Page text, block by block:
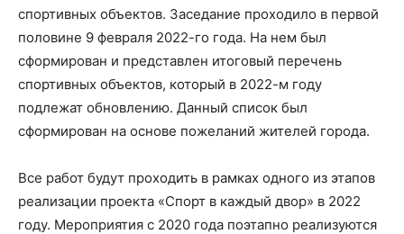
спортивных объектов. Заседание проходило в первой
половине 9 февраля 2022-го года. На нем был
сформирован и представлен итоговый перечень
спортивных объектов, который в 2022-м году
подлежат обновлению. Данный список был
сформирован на основе пожеланий жителей города.
Все работ будут проходить в рамках одного из этапов
реализации проекта «Спорт в каждый двор» в 2022
году. Мероприятия с 2020 года поэтапно реализуются